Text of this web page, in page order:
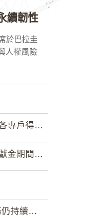
續韌性
於巴拉圭
人權風險
收受...
為自...
受理